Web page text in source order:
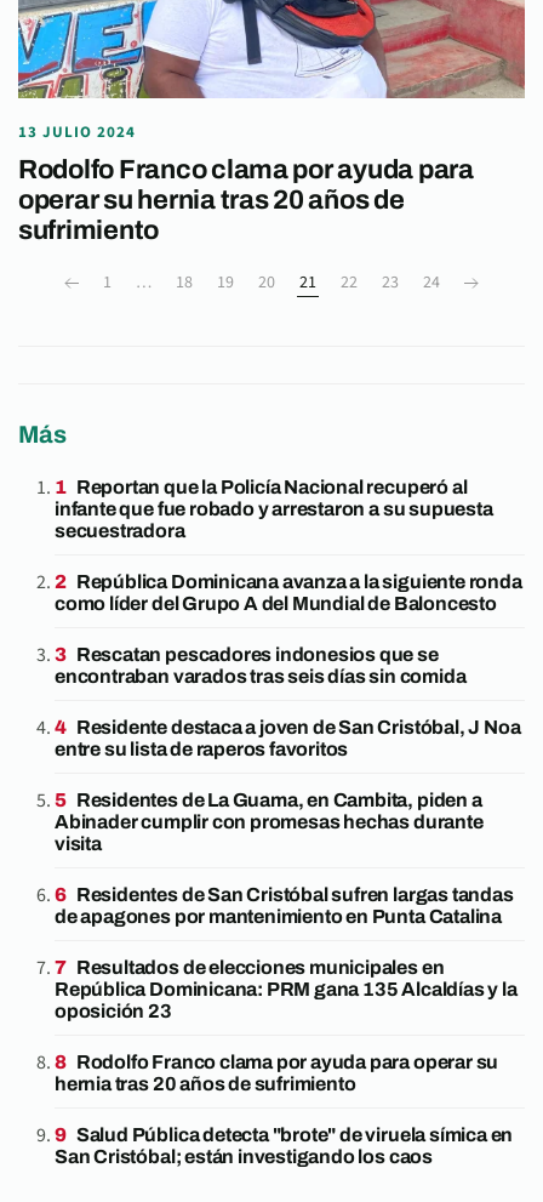
13 JULIO 2024
Rodolfo Franco clama por ayuda para
operar su hernia tras 20 años de
sufrimiento
1 … 18 19 20 21 22 23 24
Más
Reportan que la Policía Nacional recuperó al
infante que fue robado y arrestaron a su supuesta
secuestradora
República Dominicana avanza a la siguiente ronda
como líder del Grupo A del Mundial de Baloncesto
Rescatan pescadores indonesios que se
encontraban varados tras seis días sin comida
Residente destaca a joven de San Cristóbal, J Noa
entre su lista de raperos favoritos
Residentes de La Guama, en Cambita, piden a
Abinader cumplir con promesas hechas durante
visita
Residentes de San Cristóbal sufren largas tandas
de apagones por mantenimiento en Punta Catalina
Resultados de elecciones municipales en
República Dominicana: PRM gana 135 Alcaldías y la
oposición 23
Rodolfo Franco clama por ayuda para operar su
hernia tras 20 años de sufrimiento
Salud Pública detecta "brote" de viruela símica en
San Cristóbal; están investigando los caos